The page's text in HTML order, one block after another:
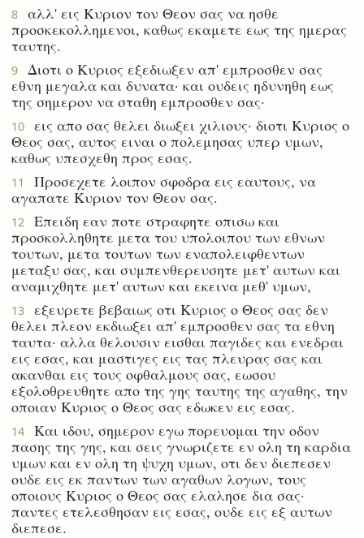
8
αλλ' εις Κυριον τον Θεον σας να ησθε
προσκεκολλημενοι, καθως εκαμετε εως της ημερας
ταυτης.
9
Διοτι ο Κυριος εξεδιωξεν απ' εμπροσθεν σας
εθνη μεγαλα και δυνατα· και ουδεις ηδυνηθη εως
της σημερον να σταθη εμπροσθεν σας·
10
εις απο σας θελει διωξει χιλιους· διοτι Κυριος ο
Θεος σας, αυτος ειναι ο πολεμησας υπερ υμων,
καθως υπεσχεθη προς εσας.
11
Προσεχετε λοιπον σφοδρα εις εαυτους, να
αγαπατε Κυριον τον Θεον σας.
12
Επειδη εαν ποτε στραφητε οπισω και
προσκολληθητε μετα του υπολοιπου των εθνων
τουτων, μετα τουτων των εναπολειφθεντων
μεταξυ σας, και συμπενθερευσητε μετ' αυτων και
αναμιχθητε μετ' αυτων και εκεινα μεθ' υμων,
13
εξευρετε βεβαιως οτι Κυριος ο Θεος σας δεν
θελει πλεον εκδιωξει απ' εμπροσθεν σας τα εθνη
ταυτα· αλλα θελουσιν εισθαι παγιδες και ενεδραι
εις εσας, και μαστιγες εις τας πλευρας σας και
ακανθαι εις τους οφθαλμους σας, εωσου
εξολοθρευθητε απο της γης ταυτης της αγαθης, την
οποιαν Κυριος ο Θεος σας εδωκεν εις εσας.
14
Και ιδου, σημερον εγω πορευομαι την οδον
πασης της γης, και σεις γνωριζετε εν ολη τη καρδια
υμων και εν ολη τη ψυχη υμων, οτι δεν διεπεσεν
ουδε εις εκ παντων των αγαθων λογων, τους
οποιους Κυριος ο Θεος σας ελαλησε δια σας·
παντες ετελεσθησαν εις εσας, ουδε εις εξ αυτων
διεπεσε.